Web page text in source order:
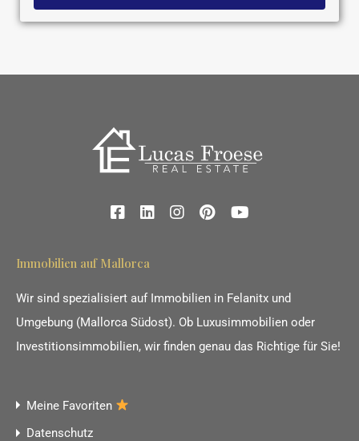
Immobilien auf Mallorca
Wir sind spezialisiert auf Immobilien in Felanitx und
Umgebung (Mallorca Südost). Ob Luxusimmobilien oder
Investitionsimmobilien, wir finden genau das Richtige für Sie!
Meine Favoriten
Datenschutz